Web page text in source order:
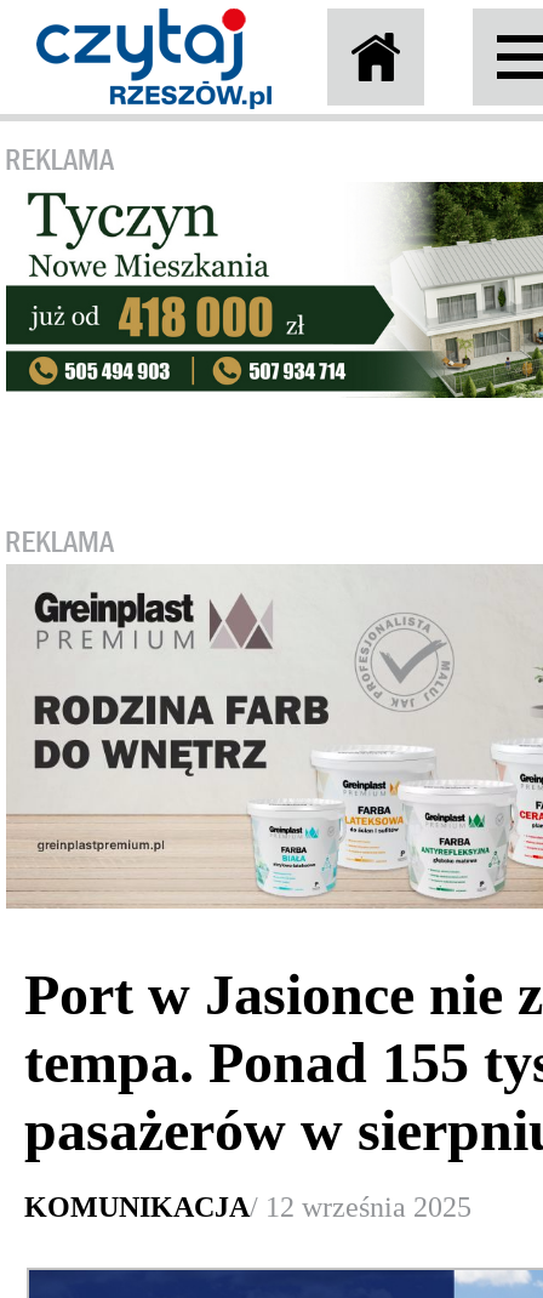
Port w Jasionce nie
tempa. Ponad 155
pasażerów w
KOMUNIKACJA/ 12 września 2025